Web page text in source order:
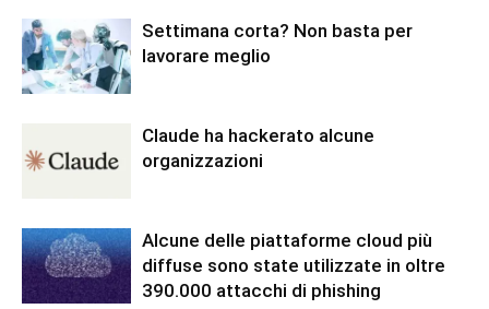
Settimana corta? Non basta per
lavorare meglio
Claude ha hackerato alcune
organizzazioni
Alcune delle piattaforme cloud più
diffuse sono state utilizzate in oltre
390.000 attacchi di phishing